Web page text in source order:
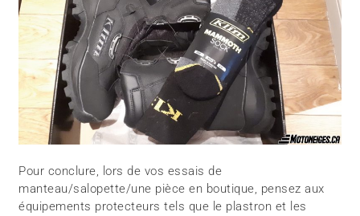
Pour conclure, lors de vos essais de
manteau/salopette/une pièce en boutique, pensez aux
équipements protecteurs tels que le plastron et les